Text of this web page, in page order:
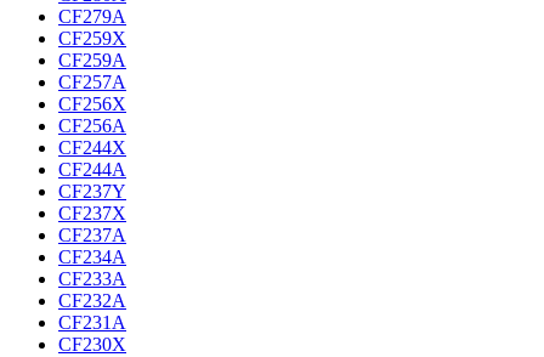
CF279A
CF259X
CF259A
CF257A
CF256X
CF256A
CF244X
CF244A
CF237Y
CF237X
CF237A
CF234A
CF233A
CF232A
CF231A
CF230X